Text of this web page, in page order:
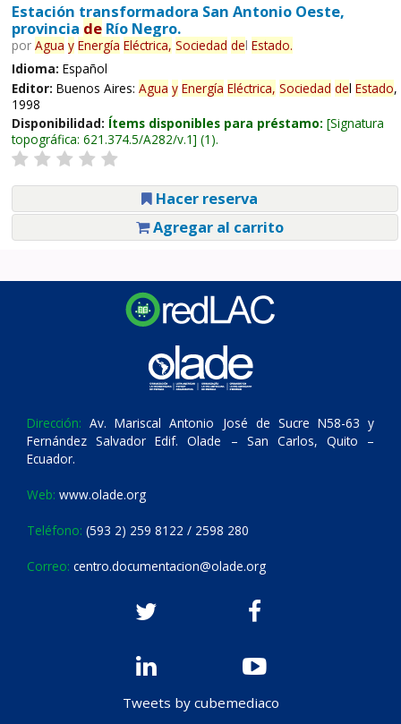
Estación transformadora San Antonio Oeste,
provincia deRío Negro.
por Agua y Energía Eléctrica, Sociedad del Estado.
Idioma: Español
Editor: Buenos Aires: Agua y Energía Eléctrica, Sociedad del Estado,
1998
Disponibilidad: Ítems disponibles para préstamo: Signatura
topográfica: 621.374.5/A282/v.1 (1).
Hacer reserva
Agregar al carrito
Dirección: Av. Mariscal Antonio José de Sucre N58-63 y
Fernández Salvador Edif. Olade – San Carlos, Quito –
Ecuador.
Web: www.olade.org
Teléfono: (593 2) 259 8122 / 2598 280
Correo: centro.documentacion@olade.org
Tweets by cubemediaco